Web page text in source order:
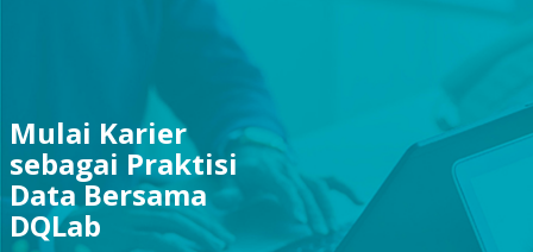
Mulai Karier
sebagai Praktisi
Data Bersama
DQLab